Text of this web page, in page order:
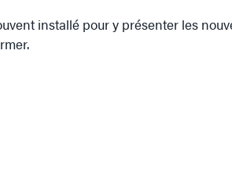
installé pour y présenter les